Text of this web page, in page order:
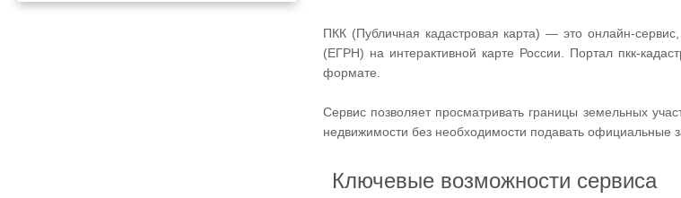
ПКК (Публичная кадастровая карта) — это онлайн-
(ЕГРН) на интерактивной карте России. Портал пкк-
формате.
Сервис позволяет просматривать границы земельных
недвижимости без необходимости подавать официальные
Ключевые возможности сервиса